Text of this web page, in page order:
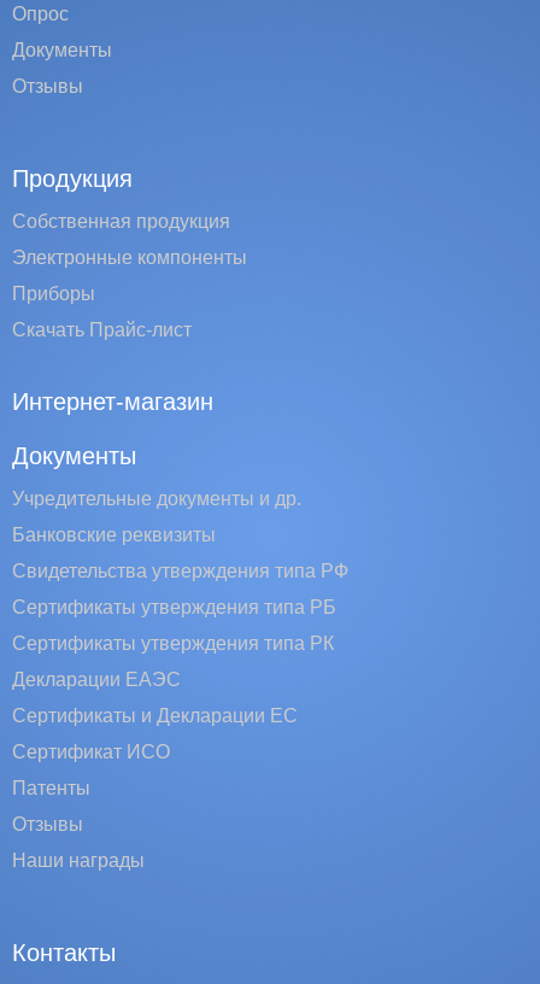
Опрос
Документы
Отзывы
Продукция
Собственная продукция
Электронные компоненты
Приборы
Скачать Прайс-лист
Интернет-магазин
Документы
Учредительные документы и др.
Банковские реквизиты
Свидетельства утверждения типа РФ
Сертификаты утверждения типа РБ
Сертификаты утверждения типа РК
Декларации ЕАЭС
Сертификаты и Декларации EC
Сертификат ИСО
Патенты
Отзывы
Наши награды
Контакты